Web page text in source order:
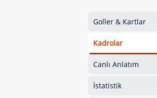
Goller & Kartlar
Kadrolar
Canlı Anlatım
İstatistik